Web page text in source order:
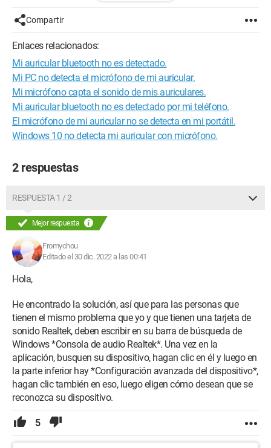
Aquí está mi equipo:
-computadora: Predator Helios 300 PH315-53
- auricular: GSP 500
-SO: Windows 10 Home
Compartir
Enlaces relacionados:
Mi auricular bluetooth no es detectado.
Mi PC no detecta el micrófono de mi auricular.
Mi micrófono capta el sonido de mis auriculares.
Mi auricular bluetooth no es detectado por mi teléfono.
El micrófono de mi auricular no se detecta en mi portátil.
Windows 10 no detecta mi auricular con micrófono.
2 respuestas
RESPUESTA 1 / 2
Mejor respuesta
Fromychou
Editado el 30 dic. 2022 a las 00:41
Hola,
He encontrado la solución, así que para las personas que
tienen el mismo problema que yo y que tienen una tarjeta de
sonido Realtek, deben escribir en su barra de búsqueda de
Windows *Consola de audio Realtek*. Una vez en la
aplicación, busquen su dispositivo, hagan clic en él y luego en
la parte inferior hay *Configuración avanzada del dispositivo*,
hagan clic también en eso, luego eligen cómo desean que se
reconozca su dispositivo.
5